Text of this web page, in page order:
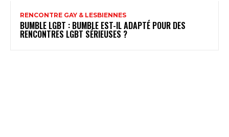
RENCONTRE GAY & LESBIENNES
BUMBLE LGBT : BUMBLE EST-IL ADAPTÉ POUR DES
RENCONTRES LGBT SÉRIEUSES ?